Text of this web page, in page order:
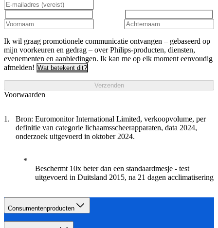
Ik wil graag promotionele communicatie ontvangen – gebaseerd op
mijn voorkeuren en gedrag – over Philips-producten, diensten,
evenementen en aanbiedingen. Ik kan me op elk moment eenvoudig
afmelden! Wat betekent dit?
Verzenden
Voorwaarden
Bron: Euromonitor International Limited, verkoopvolume, per
definitie van categorie lichaamsscheerapparaten, data 2024,
onderzoek uitgevoerd in oktober 2024.
Beschermt 10x beter dan een standaardmesje - test
uitgevoerd in Duitsland 2015, na 21 dagen acclimatisering
Consumentenproducten